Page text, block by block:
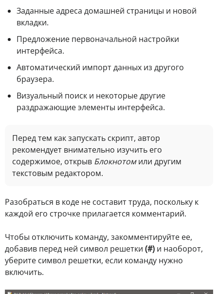
Заданные адреса домашней страницы и новой
вкладки.
Предложение первоначальной настройки
интерфейса.
Автоматический импорт данных из другого
браузера.
Визуальный поиск и некоторые другие
раздражающие элементы интерфейса.
Перед тем как запускать скрипт, автор
рекомендует внимательно изучить его
содержимое, открыв Блокнотомили другим
текстовым редактором.
Разобраться в коде не составит труда, поскольку к
каждой его строчке прилагается комментарий.
Чтобы отключить команду, закомментируйте ее,
добавив перед ней символ решетки (#) и наоборот,
уберите символ решетки, если команду нужно
включить.